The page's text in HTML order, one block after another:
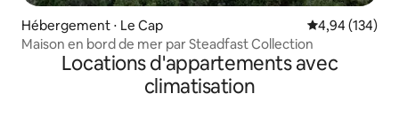
Hébergement ⋅ Le Cap Évaluation
4,94 (134)
Maison en bord de mer par Steadfast Collection
Locations d'appartements avec
climatisation